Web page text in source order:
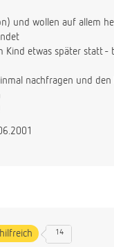
und wollen auf allem
Kind etwas später statt -
nachfragen und den
14